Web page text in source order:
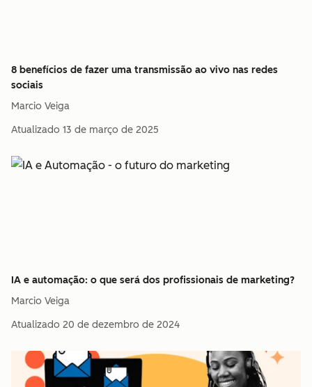
8 benefícios de fazer uma transmissão ao vivo nas redes
sociais
Marcio Veiga
Atualizado 13 de março de 2025
IA e automação: o que será dos profissionais de marketing?
Marcio Veiga
Atualizado 20 de dezembro de 2024